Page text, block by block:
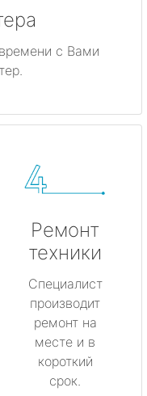
с Вами
Ремонт
техники
Специалист
производит
ремонт на
месте и в
короткий
срок.